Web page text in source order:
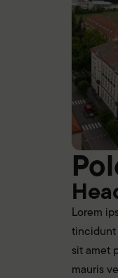
Lorem
tincidunt
sit amet
mauris